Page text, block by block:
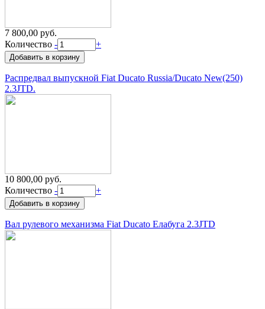
7 800,00 руб.
Количество - +
Распредвал выпускной Fiat Ducato Russia/Ducato New(250)
2.3JTD.
10 800,00 руб.
Количество - +
Вал рулевого механизма Fiat Ducato Елабуга 2.3JTD